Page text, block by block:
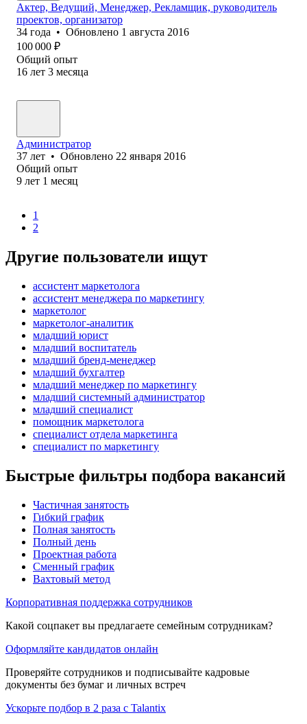
Актер, Ведущий, Менеджер, Рекламщик, руководитель
проектов, организатор
34 года • Обновлено 1 августа 2016
100 000 ₽
Общий опыт
16 лет 3 месяца
Администратор
37 лет • Обновлено 22 января 2016
Общий опыт
9 лет 1 месяц
1
2
Другие пользователи ищут
ассистент маркетолога
ассистент менеджера по маркетингу
маркетолог
маркетолог-аналитик
младший юрист
младший воспитатель
младший бренд-менеджер
младший бухгалтер
младший менеджер по маркетингу
младший системный администратор
младший специалист
помощник маркетолога
специалист отдела маркетинга
специалист по маркетингу
Быстрые фильтры подбора вакансий
Частичная занятость
Гибкий график
Полная занятость
Полный день
Проектная работа
Сменный график
Вахтовый метод
Корпоративная поддержка сотрудников
Какой соцпакет вы предлагаете семейным сотрудникам?
Оформляйте кандидатов онлайн
Проверяйте сотрудников и подписывайте кадровые
документы без бумаг и личных встреч
Ускорьте подбор в 2 раза с Talantix